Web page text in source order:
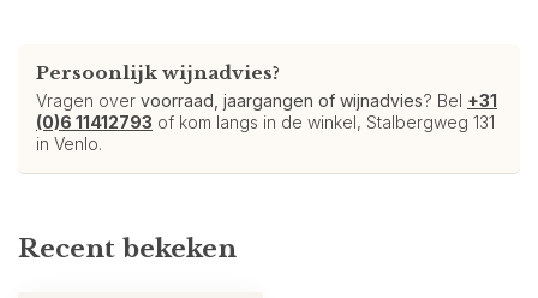
Persoonlijk wijnadvies?
Vragen over voorraad, jaargangen of wijnadvies? Bel +31
(0)6 11412793 of kom langs in de winkel, Stalbergweg 131
in Venlo.
Recent bekeken